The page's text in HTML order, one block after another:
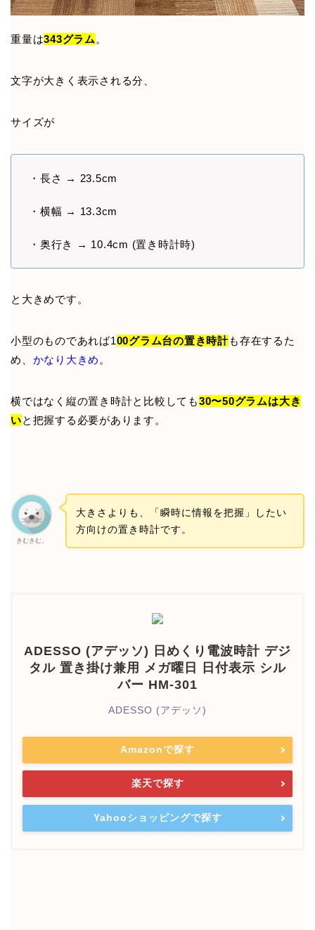
重量は343グラム 。
文字が大きく表示される分、
サイズが
・長さ → 23.5cm
・横幅 → 13.3cm
・奥行き → 10.4cm (置き時計時)
と大きめです。
小型のものであれば100グラム台の置き時計も存在するた
め、 かなり大きめ 。
横ではなく縦の置き時計と比較しても30〜50グラムは大き
いと把握する必要があります。
きむきむ。
大きさよりも、「瞬時に情報を把握」したい
方向けの置き時計です。
ADESSO (アデッソ) 日めくり電波時計 デジ
タル 置き掛け兼用 メガ曜日 日付表示 シル
バー HM-301
ADESSO (アデッソ)
Amazonで探す
楽天で探す
Yahooショッピングで探す